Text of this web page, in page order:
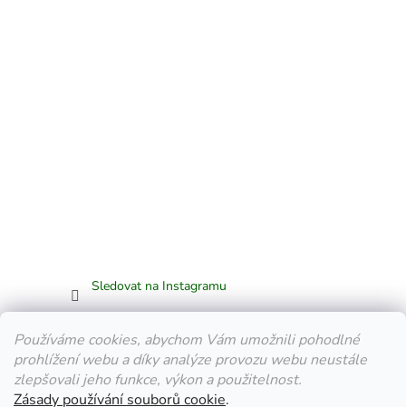
Používáme cookies, abychom Vám umožnili pohodlné
prohlížení webu a díky analýze provozu webu neustále
zlepšovali jeho funkce, výkon a použitelnost.
Zásady používání souborů cookie.
Sledovat na Instagramu
Facebook